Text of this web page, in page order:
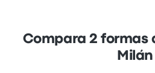
Compara 2 formas
Milán